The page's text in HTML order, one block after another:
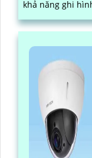
khả năng ghi
chuyển động và